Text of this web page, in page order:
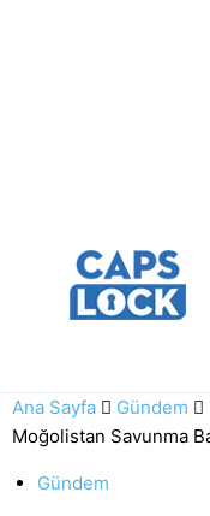
Ana Sayfa Gündem
Moğolistan Savunma
Gündem